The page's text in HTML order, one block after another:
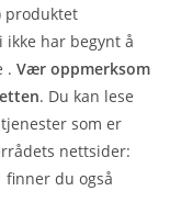
produktet
har begynt å
.Vær oppmerksom
. Du kan lese
som er
nettsider:
finner du også